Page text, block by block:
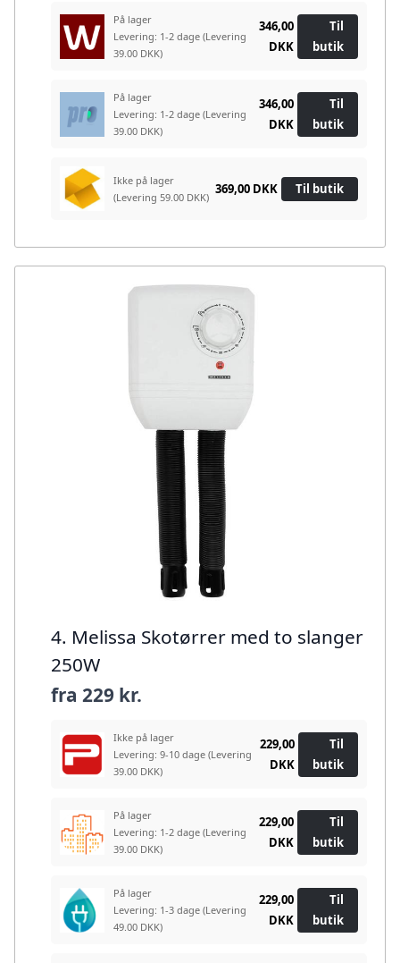
På lager
Levering: 1-2 dage (Levering
39.00 DKK)
346,00
DKK
Til
butik
På lager
Levering: 1-2 dage (Levering
39.00 DKK)
346,00
DKK
Til
butik
Ikke på lager
(Levering 59.00 DKK)
369,00 DKK Til butik
4. Melissa Skotørrer med to slanger
250W
fra 229 kr.
Ikke på lager
Levering: 9-10 dage (Levering
39.00 DKK)
229,00
DKK
Til
butik
På lager
Levering: 1-2 dage (Levering
39.00 DKK)
229,00
DKK
Til
butik
På lager
Levering: 1-3 dage (Levering
49.00 DKK)
229,00
DKK
Til
butik